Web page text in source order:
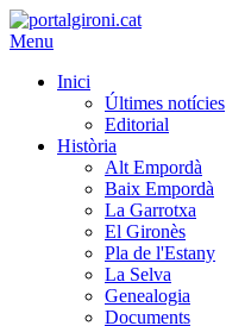
Menu
Inici
Últimes notícies
Editorial
Història
Alt Empordà
Baix Empordà
La Garrotxa
El Gironès
Pla de l'Estany
La Selva
Genealogia
Documents